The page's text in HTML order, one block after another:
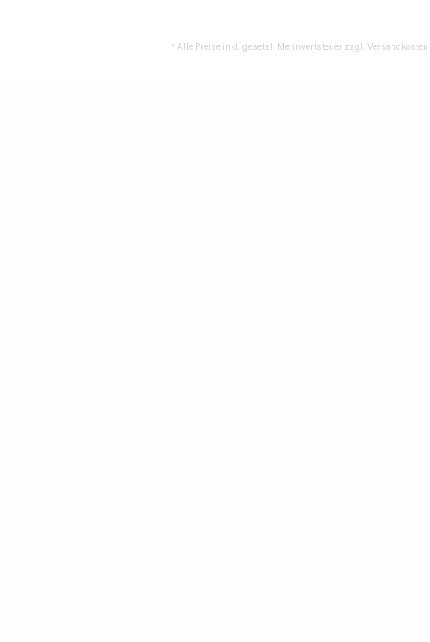
* Alle Preise inkl. gesetzl. Mehrwertsteuer zzgl. Versandkosten